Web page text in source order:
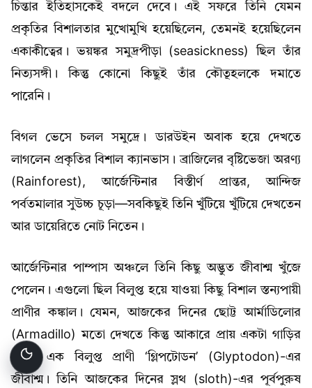
চিন্তার ইতিহাসকেই বদলে দেবে। এই সফরে তিনি যেমন
প্রকৃতির বিশালতার মুখোমুখি হয়েছিলেন, তেমনই হয়েছিলেন
একাকীত্বের। ভয়ঙ্কর সমুদ্রপীড়া (seasickness) ছিল তাঁর
নিত্যসঙ্গী। কিন্তু কোনো কিছুই তাঁর কৌতূহলকে দমাতে
পারেনি।
বিগল ভেসে চলল সমুদ্রে। ডারউইন অবাক হয়ে দেখতে
লাগলেন প্রকৃতির বিশাল ক্যানভাস। ব্রাজিলের বৃষ্টিভেজা অরণ্য
(Rainforest), আর্জেন্টিনার বিস্তীর্ণ প্রান্তর, আন্দিজ
পর্বতমালার সুউচ্চ চূড়া—সবকিছুই তিনি খুঁটিয়ে খুঁটিয়ে দেখতেন
আর ডায়েরিতে নোট নিতেন।
আর্জেন্টিনার পাম্পাস অঞ্চলে তিনি কিছু অদ্ভুত জীবাশ্ম খুঁজে
পেলেন। এগুলো ছিল বিলুপ্ত হয়ে যাওয়া কিছু বিশাল স্তন্যপায়ী
প্রাণীর কঙ্কাল। যেমন, আজকের দিনের ছোট্ট আর্মাডিলোর
(Armadillo) মতো দেখতে কিন্তু আকারে প্রায় একটা গাড়ির
সমান এক বিলুপ্ত প্রাণী ‘গ্লিপটোডন’ (Glyptodon)-এর
জীবাশ্ম। তিনি আজকের দিনের স্লথ (sloth)-এর পূর্বপুরুষ